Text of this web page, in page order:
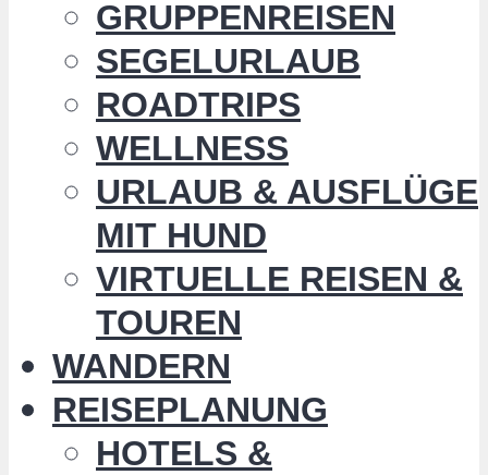
GRUPPENREISEN
SEGELURLAUB
ROADTRIPS
WELLNESS
URLAUB & AUSFLÜGE
MIT HUND
VIRTUELLE REISEN &
TOUREN
WANDERN
REISEPLANUNG
HOTELS &